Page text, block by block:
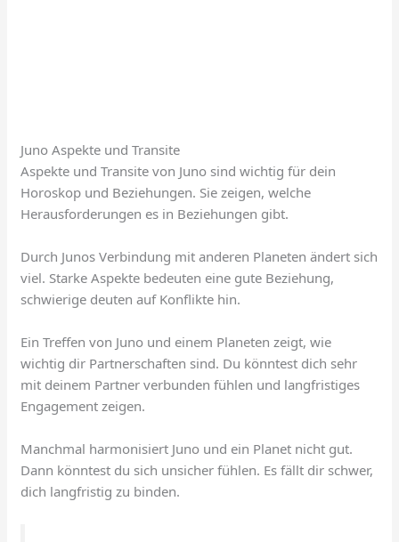
Juno Aspekte und Transite
Aspekte und Transite von Juno sind wichtig für dein
Horoskop und Beziehungen. Sie zeigen, welche
Herausforderungen es in Beziehungen gibt.
Durch Junos Verbindung mit anderen Planeten ändert sich
viel. Starke Aspekte bedeuten eine gute Beziehung,
schwierige deuten auf Konflikte hin.
Ein Treffen von Juno und einem Planeten zeigt, wie
wichtig dir Partnerschaften sind. Du könntest dich sehr
mit deinem Partner verbunden fühlen und langfristiges
Engagement zeigen.
Manchmal harmonisiert Juno und ein Planet nicht gut.
Dann könntest du sich unsicher fühlen. Es fällt dir schwer,
dich langfristig zu binden.